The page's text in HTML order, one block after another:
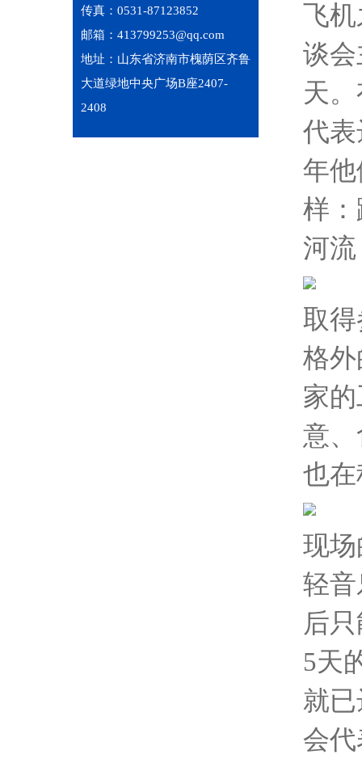
传真：0531-87123852
邮箱：413799253@qq.com
地址：山东省济南市槐荫区齐鲁
大道绿地中央广场B座2407-
2408
飞
谈
天
代
年
样
河
取
格
家
意
也
现
轻
后
5天
就
会